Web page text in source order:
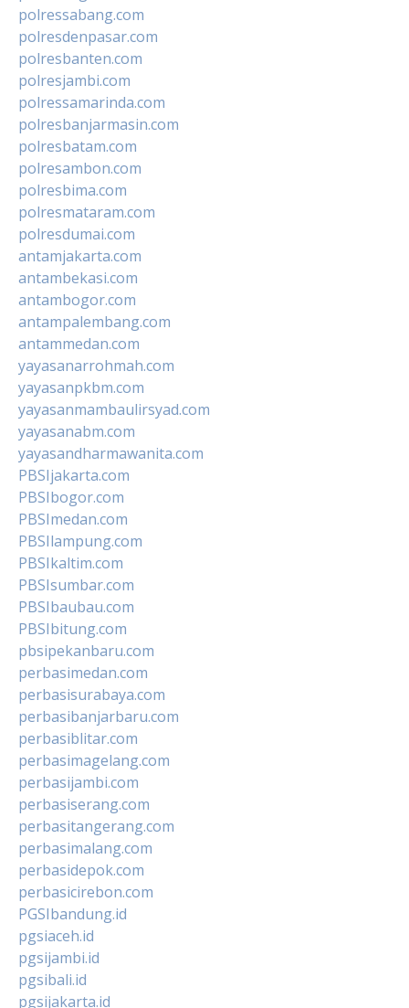
polressabang.com
polresdenpasar.com
polresbanten.com
polresjambi.com
polressamarinda.com
polresbanjarmasin.com
polresbatam.com
polresambon.com
polresbima.com
polresmataram.com
polresdumai.com
antamjakarta.com
antambekasi.com
antambogor.com
antampalembang.com
antammedan.com
yayasanarrohmah.com
yayasanpkbm.com
yayasanmambaulirsyad.com
yayasanabm.com
yayasandharmawanita.com
PBSIjakarta.com
PBSIbogor.com
PBSImedan.com
PBSIlampung.com
PBSIkaltim.com
PBSIsumbar.com
PBSIbaubau.com
PBSIbitung.com
pbsipekanbaru.com
perbasimedan.com
perbasisurabaya.com
perbasibanjarbaru.com
perbasiblitar.com
perbasimagelang.com
perbasijambi.com
perbasiserang.com
perbasitangerang.com
perbasimalang.com
perbasidepok.com
perbasicirebon.com
PGSIbandung.id
pgsiaceh.id
pgsijambi.id
pgsibali.id
pgsijakarta.id